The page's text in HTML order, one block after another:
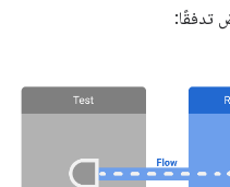
تدفقًا: